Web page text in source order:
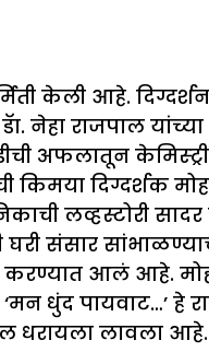
केली आहे.
नेहा राजपाल
अफलातून
दिग्दर्शक
लव्हस्टोरी
संसार
आलं आहे.
धुंद पायवाट…’ हे
धरायला लावला